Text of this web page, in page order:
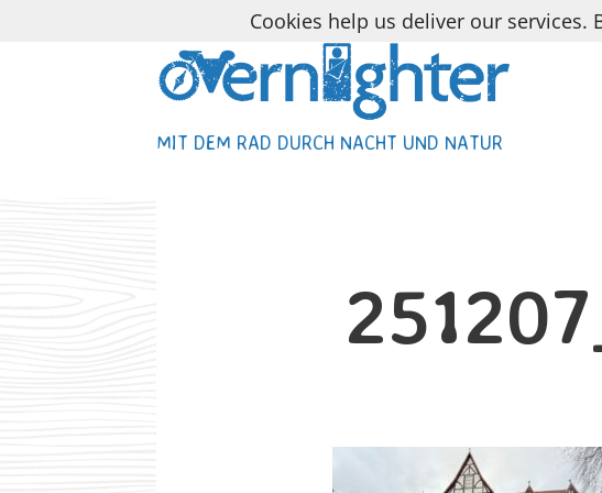
MIT DEM RAD DURCH NACHT UND NATUR
MIT DEM RAD DURCH NACHT UND NATUR
Cookies help us deliver our services.